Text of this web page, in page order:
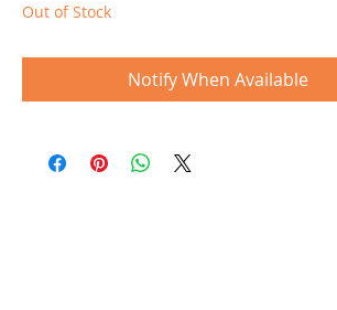
Out of Stock
Notify When Available